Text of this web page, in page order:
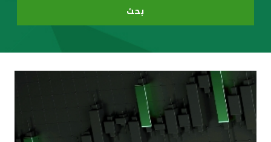
مصر
مملكة البحرين
بحث